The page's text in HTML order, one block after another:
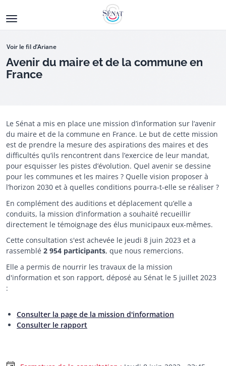
au
Voir le fil d’Ariane
Avenir du maire et de la commune en
France
Le Sénat a mis en place une mission d’information sur l’avenir
du maire et de la commune en France. Le but de cette mission
est de prendre la mesure des aspirations des maires et des
difficultés qu’ils rencontrent dans l’exercice de leur mandat,
pour esquisser les pistes d’évolution. Quel avenir se dessine
pour les communes et les maires ? Quelle vision proposer à
l’horizon 2030 et à quelles conditions pourra-t-elle se réaliser ?
En complément des auditions et déplacement qu’elle a
conduits, la mission d’information a souhaité recueillir
directement le témoignage des élus municipaux eux-mêmes.
Cette consultation s'est achevée le jeudi 8 juin 2023 et a
rassemblé 2 954 participants, que nous remercions.
Elle a permis de nourrir les travaux de la mission
d'information et son rapport, déposé au Sénat le 5 juillet 2023
:
Consulter la page de la mission d'information
Consulter le rapport
Fermeture de la consultation